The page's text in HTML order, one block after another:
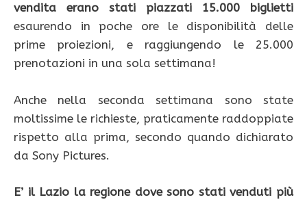
vendita erano stati piazzati 15.000 biglietti
esaurendo in poche ore le disponibilità delle
prime proiezioni, e raggiungendo le 25.000
prenotazioni in una sola settimana!
Anche nella seconda settimana sono state
moltissime le richieste, praticamente raddoppiate
rispetto alla prima, secondo quando dichiarato
da Sony Pictures.
E’ il Lazio la regione dove sono stati venduti più